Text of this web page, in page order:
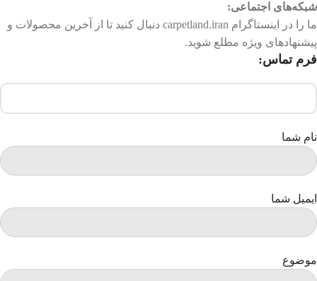
شبکه‌های اجتماعی:
ما را در اینستاگرام carpetland.iran دنبال کنید تا از آخرین محصولات و
پیشنهادهای ویژه مطلع شوید.
فرم تماس:
نام شما
ایمیل شما
موضوع